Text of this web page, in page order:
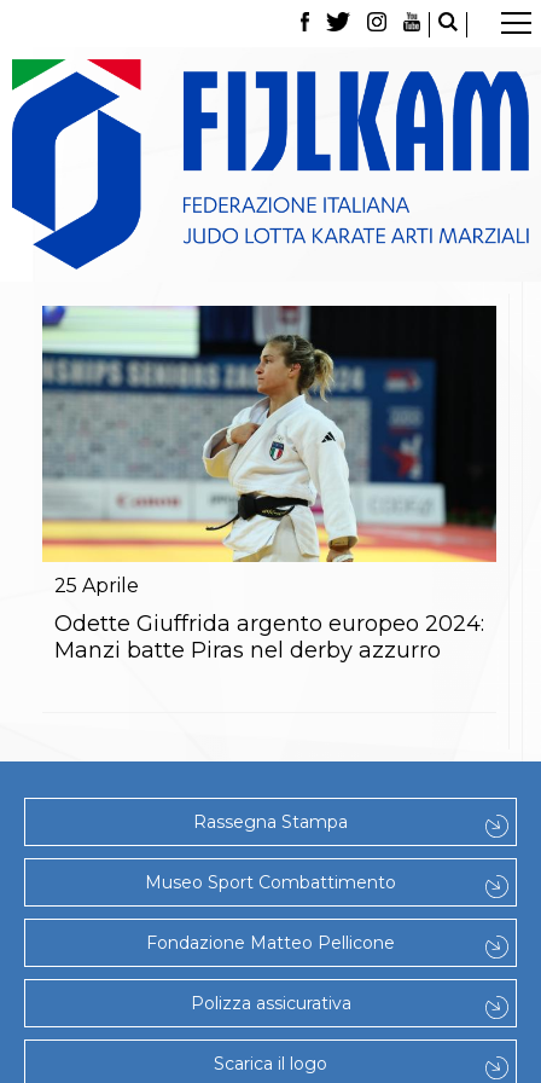
La Federazione
Tesseramento
Contatti
Norme e modulistica Affiliazioni e Tesseramenti
Classifica Società Sportive con più di 100 atleti
tesserati
Gare e Risultati
Archivio eventi
Dove siamo
Media
Partners
Trasparenza
Judo
La disciplina
News
Attività Didattica
Gare e Risultati
Albi Federali
Lotta
La disciplina
News
Karate
News
Gare e Risultati
Attività Didattica
Albi Federali
Arti marziali
Aikido
Ju Jitsu
Sumo
Capoeira
Grappling
BJJ
Pancrazio/Pankration
25 Aprile
Odette Giuffrida argento europeo 2024:
Manzi batte Piras nel derby azzurro
Rassegna Stampa
Museo Sport Combattimento
Fondazione Matteo Pellicone
Polizza assicurativa
Scarica il logo